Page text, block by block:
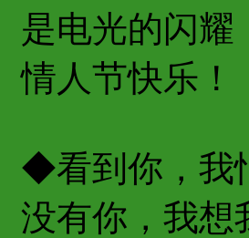
是电光的闪耀
情人节快乐！
◆看到你，我
没有你，我想